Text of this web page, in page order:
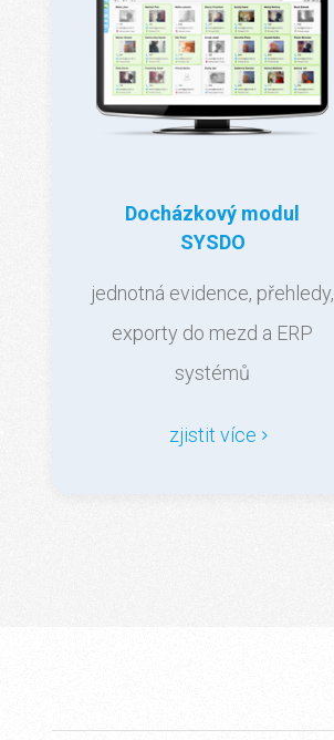
Docházkový modul
SYSDO
jednotná evidence, přehledy,
exporty do mezd a ERP
systémů
zjistit více